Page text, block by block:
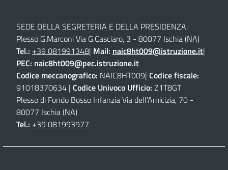
SEDE DELLA SEGRETERIA E DELLA PRESIDENZA:
Plesso G.Marconi Via G.Casciaro, 3 - 80077 Ischia (NA)
Tel.: +39 081991348| Mail: naic8ht009@istruzione.it|
PEC: naic8ht009@pec.istruzione.it
Codice meccanografico: NAIC8HT009| Codice fiscale:
91018370634 | Codice Univoco Ufficio: Z1T8GT
Plesso di Fondo Bosso Infanzia Via dell'Amicizia, 70 -
80077 Ischia (NA)
Tel.: +39 081993977